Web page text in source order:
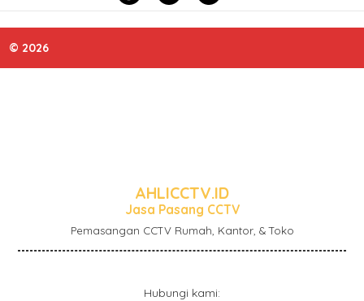
© 2026
AHLICCTV.ID
Jasa Pasang CCTV
Pemasangan CCTV Rumah, Kantor, & Toko
Hubungi kami: